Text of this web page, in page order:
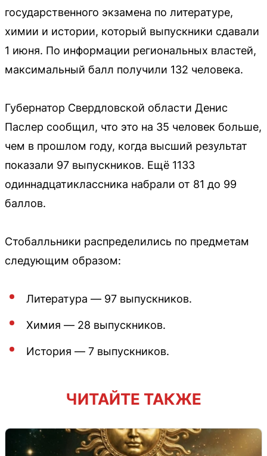
государственного экзамена по литературе,
химии и истории, который выпускники сдавали
1 июня. По информации региональных властей,
максимальный балл получили 132 человека.
Губернатор Свердловской области Денис
Паслер сообщил, что это на 35 человек больше,
чем в прошлом году, когда высший результат
показали 97 выпускников. Ещё 1133
одиннадцатиклассника набрали от 81 до 99
баллов.
Стобалльники распределились по предметам
следующим образом:
Литература — 97 выпускников.
Химия — 28 выпускников.
История — 7 выпускников.
ЧИТАЙТЕ ТАКЖЕ